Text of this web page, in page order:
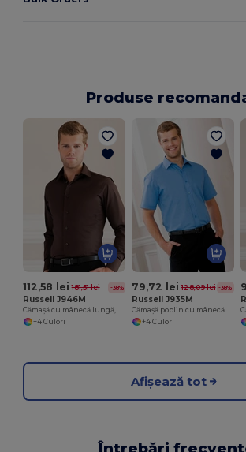
Produse
112,58 lei 181,51 lei -38%
Russell J946M
Cămașă cu mânecă lungă, ușor de întreținut, croială cambrată
+4 Culori
79,72 lei 128,09 lei -38%
Russell J935M
Cămașă poplin cu mânecă scurtă, ușor de întreținut, din policoton.
+4 Culori
Afișează tot